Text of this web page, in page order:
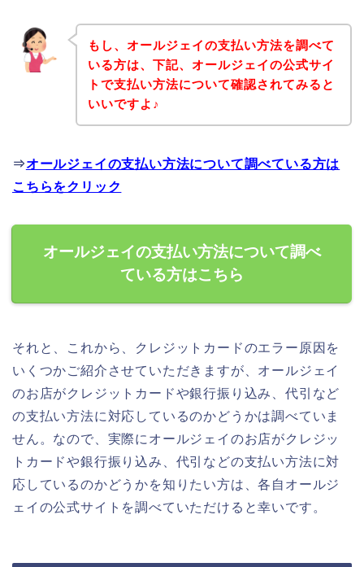
もし、オールジェイの支払い方法を調べて
いる方は、下記、オールジェイの公式サイ
トで支払い方法について確認されてみると
いいですよ♪
⇒オールジェイの支払い方法について調べている方は
こちらをクリック
オールジェイの支払い方法について調べ
ている方はこちら
それと、これから、クレジットカードのエラー原因を
いくつかご紹介させていただきますが、オールジェイ
のお店がクレジットカードや銀行振り込み、代引など
の支払い方法に対応しているのかどうかは調べていま
せん。なので、実際にオールジェイのお店がクレジッ
トカードや銀行振り込み、代引などの支払い方法に対
応しているのかどうかを知りたい方は、各自オールジ
ェイの公式サイトを調べていただけると幸いです。